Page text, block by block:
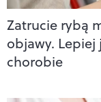
Zatrucie rybą
objawy.
chorobie